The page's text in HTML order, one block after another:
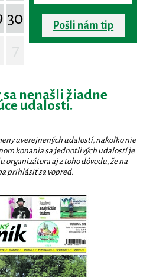
30
Pošli nám tip
nenašli žiadne
udalosti.
uverejnených udalostí, nakoľko nie
konania sa jednotlivých udalostí je
organizátora aj z toho dôvodu, že na
prihlásiť sa vopred.